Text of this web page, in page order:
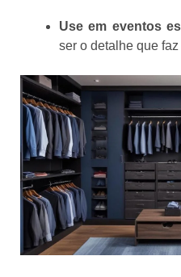
Use em eventos
ser o detalhe que